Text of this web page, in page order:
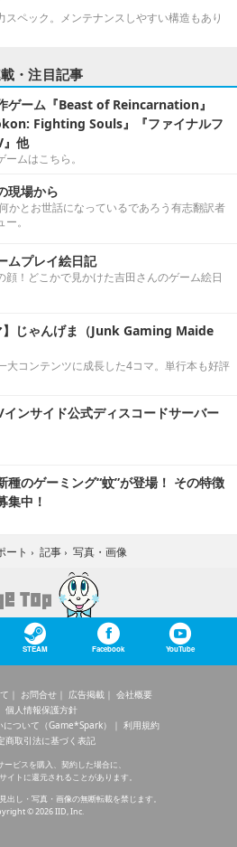
スペック。メンテナンスしやすい構造もあり
・注目記事
ゲーム『Beast of Reincarnation』
Fighting Souls』『ファイナルフ
』他
ムはこちら。
現場から
かとお世話になっているであろう有志翻訳者
。
ムプレイ絵日記
顔！どこかで見かけた吉田さんのゲーム絵日
】じゃんげま（Junk Gaming Maide
大コンテンツに成長した4コマ。単行本も好評
ンサイド公式ディスコードサーバー
種のゲーミング“蚊”が登場！ その特徴
集中！
ート › 記事 › 写真・画像
STEAM Facebook YouTube
お問合せ 広告掲載
会社概要
個人情報保護方針
ついて（Game*Spark）
利用規約
商取引法に基づく表記
ビスを購入、契約した場合に、
イトに還元されることがあります。
出し・写真・画像の無断転載を禁じます。
© 2026 IID, Inc.